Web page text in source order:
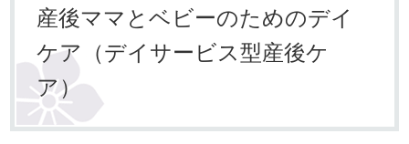
産後ママとベビーのためのデイ
ケア（デイサービス型産後ケ
ア）